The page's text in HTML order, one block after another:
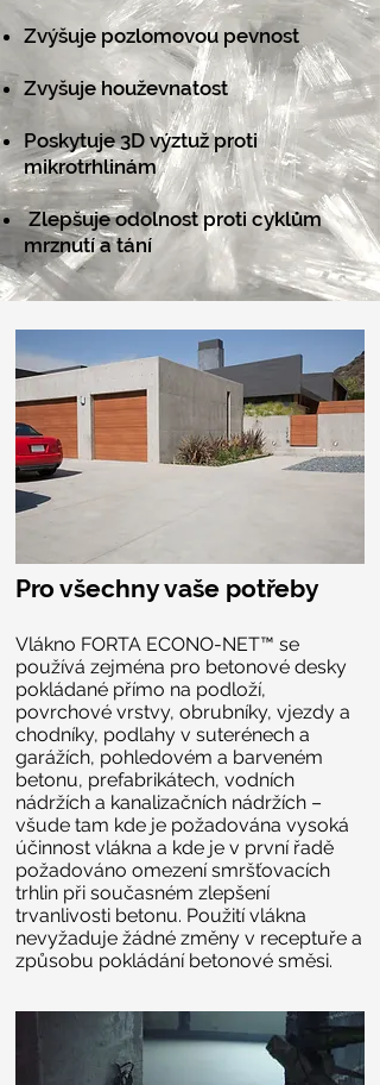
Zvýšuje pozlomovou pevnost
Zvyšuje houževnatost
Poskytuje 3D výztuž proti
mikrotrhlinám
Zlepšuje odolnost proti cyklům
mrznutí a tání
Pro všechny vaše potřeby
Vlákno FORTA ECONO-NET™ se
používá zejména pro betonové desky
pokládané přímo na podloží,
povrchové vrstvy, obrubníky, vjezdy a
chodníky, podlahy v suterénech a
garážích, pohledovém a barveném
betonu, prefabrikátech, vodních
nádržích a kanalizačních nádržích –
všude tam kde je požadována vysoká
účinnost vlákna a kde je v první řadě
požadováno omezení smršťovacích
trhlin při současném zlepšení
trvanlivosti betonu. Použití vlákna
nevyžaduje žádné změny v receptuře a
způsobu pokládání betonové směsi.